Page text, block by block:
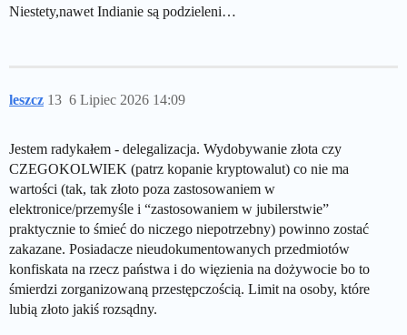
Niestety,nawet Indianie są podzieleni…
leszcz 6 Lipiec 2026 14:09
13
Jestem radykałem - delegalizacja. Wydobywanie złota czy
CZEGOKOLWIEK (patrz kopanie kryptowalut) co nie ma
wartości (tak, tak złoto poza zastosowaniem w
elektronice/przemyśle i “zastosowaniem w jubilerstwie”
praktycznie to śmieć do niczego niepotrzebny) powinno zostać
zakazane. Posiadacze nieudokumentowanych przedmiotów
konfiskata na rzecz państwa i do więzienia na dożywocie bo to
śmierdzi zorganizowaną przestępczością. Limit na osoby, które
lubią złoto jakiś rozsądny.